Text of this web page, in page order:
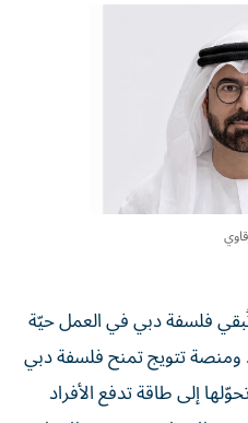
فلسفة دبي في العمل حيّة
تتويج تمنح فلسفة دبي
إلى طاقة تدفع الأفراد